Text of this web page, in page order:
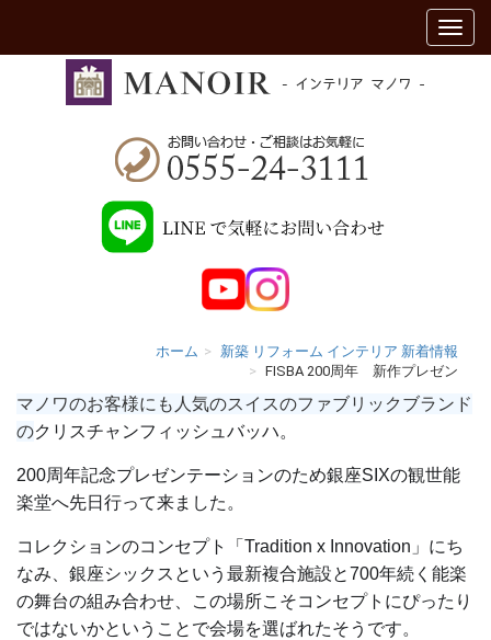
ホーム
新築 リフォーム インテリア 新着情報
FISBA 200周年 新作プレゼン
マノワのお客様にも人気のスイスのファブリックブランド
のクリスチャンフィッシュバッハ。
200周年記念プレゼンテーションのため銀座SIXの観世能
楽堂へ先日行って来ました。
コレクションのコンセプト「Tradition x Innovation」にち
なみ、銀座シックスという最新複合施設と700年続く能楽
の舞台の組み合わせ、この場所こそコンセプトにぴったり
ではないかと いうことで会場を選ばれたそうです。